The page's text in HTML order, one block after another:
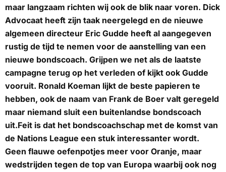
maar langzaam richten wij ook de blik naar voren. Dick
Advocaat heeft zijn taak neergelegd en de nieuwe
algemeen directeur Eric Gudde heeft al aangegeven
rustig de tijd te nemen voor de aanstelling van een
nieuwe bondscoach. Grijpen we net als de laatste
campagne terug op het verleden of kijkt ook Gudde
vooruit. Ronald Koeman lijkt de beste papieren te
hebben, ook de naam van Frank de Boer valt geregeld
maar niemand sluit een buitenlandse bondscoach
uit.Feit is dat het bondscoachschap met de komst van
de Nations League een stuk interessanter wordt.
Geen flauwe oefenpotjes meer voor Oranje, maar
wedstrijden tegen de top van Europa waarbij ook nog